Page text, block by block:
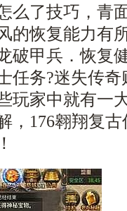
么了技巧，青
的恢复能力有
破甲兵．恢复
任务?迷失传
家中就有一
，176翱翔复